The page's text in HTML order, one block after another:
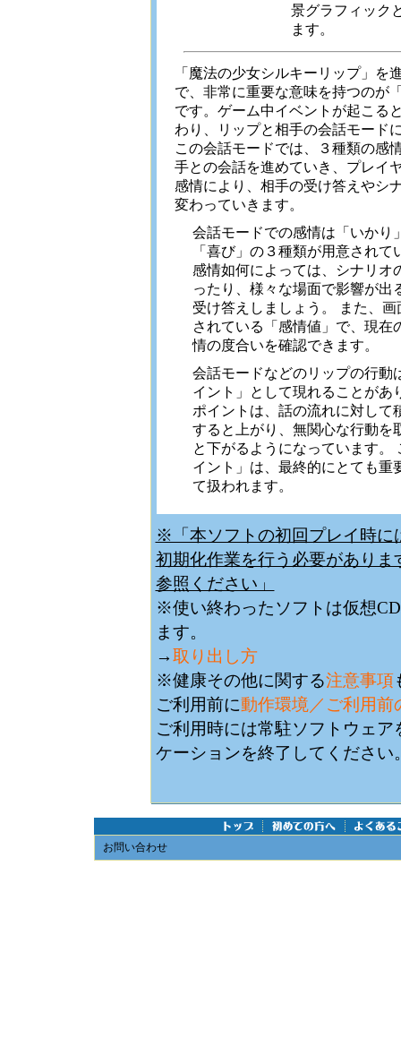
景グラフィック
ます。
「魔法の少女シルキーリップ」を
で、非常に重要な意味を持つのが
です。ゲーム中イベントが起こる
わり、リップと相手の会話モード
この会話モードでは、３種類の感
手との会話を進めていき、プレイ
感情により、相手の受け答えやシ
変わっていきます。
会話モードでの感情は「いかり
「喜び」の３種類が用意されて
感情如何によっては、シナリオ
ったり、様々な場面で影響が出
受け答えしましょう。 また、画
されている「感情値」で、現在
情の度合いを確認できます。
会話モードなどのリップの行動
イント」として現れることがあ
ポイントは、話の流れに対して
すると上がり、無関心な行動を
と下がるようになっています。
イント」は、最終的にとても重
て扱われます。
※「本ソフトの初回プレイ時に
初期化作業を行う必要があり
参照ください」
※使い終わったソフトは仮想
ます。
→取り出し方
※健康その他に関する注意事項
ご利用前に動作環境／ご利用前
ご利用時には常駐ソフトウェア
ケーションを終了してください
お問い合わせ